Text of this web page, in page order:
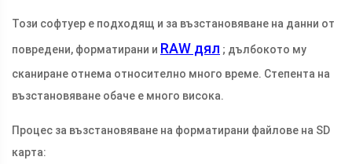
Този софтуер е подходящ и за възстановяване на данни от
повредени, форматирани и RAW дял ; дълбокото му
сканиране отнема относително много време. Степента на
възстановяване обаче е много висока.
Процес за възстановяване на форматирани файлове на SD
карта: